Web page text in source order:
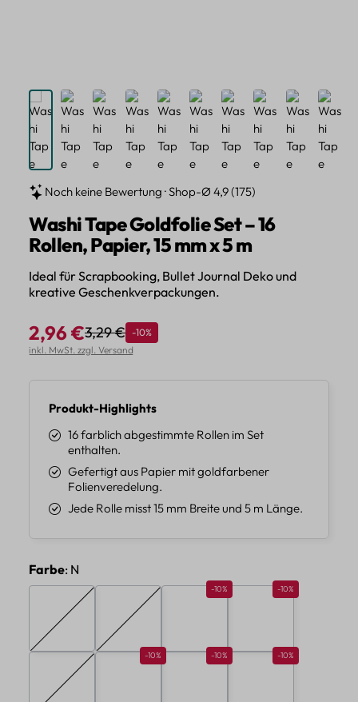
Noch keine Bewertung · Shop-Ø 4,9 (175)
Washi Tape Goldfolie Set – 16
Rollen, Papier, 15 mm x 5 m
Ideal für Scrapbooking, Bullet Journal Deko und
kreative Geschenkverpackungen.
Verkaufspreis:
2,96 €Regulärer Preis:
3,29 € Rabatt
-10%
inkl. MwSt. zzgl. Versand
Produkt-Highlights
16 farblich abgestimmte Rollen im Set
enthalten.
Gefertigt aus Papier mit goldfarbener
Folienveredelung.
Jede Rolle misst 15 mm Breite und 5 m Länge.
Farbeauswählen
: N
(Diese Option ist zurzeit nicht verfügbar.)
Rabatt 10%
-10% Rabatt 10%
-10%
Rabatt 10%
-10% Rabatt 10%
-10% Rabatt 10%
-10%